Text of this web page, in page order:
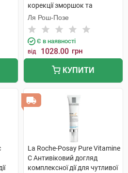
корекції зморшок та
відновлення пружності
чутливої шкіри контуру очей
15 мл 1 туба
Ля Рош-Позе
Є в наявності
від 1028.00 грн
КУПИТИ
La Roche-Posay Pure Vitamine
C Антивіковий догляд
комплексної дії для чутливої